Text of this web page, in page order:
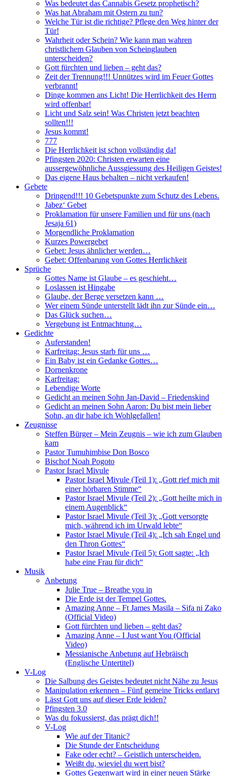
Was bedeutet das Cannabis Gesetz prophetisch?
Was hat Abraham mit Ostern zu tun?
Welche Tür ist die richtige? Pflege den Weg hinter der
Tür!
Wahrheit oder Schein? Wie kann man wahren
christlichem Glauben von Scheinglauben
unterscheiden?
Gott fürchten und lieben – geht das?
Zeit der Trennung!!! Unnützes wird im Feuer Gottes
verbrannt!
Dinge kommen ans Licht! Die Herrlichkeit des Herrn
wird offenbar!
Licht und Salz sein! Was Christen jetzt beachten
sollten!!!
Jesus kommt!
777
Die Herrlichkeit ist schon vollständig da!
Pfingsten 2020: Christen erwarten eine
aussergewöhnliche Aussgiessung des Heiligen Geistes!
Das eigene Haus behalten – nicht verkaufen!
Gebete
Dringend!!! 10 Gebetspunkte zum Schutz des Lebens.
Jabez‘ Gebet
Proklamation für unsere Familien und für uns (nach
Jesaja 61)
Morgendliche Proklamation
Kurzes Powergebet
Gebet: Jesus ähnlicher werden…
Gebet: Offenbarung von Gottes Herrlichkeit
Sprüche
Gottes Name ist Glaube – es geschieht…
Loslassen ist Hingabe
Glaube, der Berge versetzen kann …
Wer einem Sünde unterstellt lädt ihn zur Sünde ein…
Das Glück suchen…
Vergebung ist Entmachtung…
Gedichte
Auferstanden!
Karfreitag: Jesus starb für uns …
Ein Baby ist ein Gedanke Gottes…
Dornenkrone
Karfreitag:
Lebendige Worte
Gedicht an meinen Sohn Jan-David – Friedenskind
Gedicht an meinen Sohn Aaron: Du bist mein lieber
Sohn, an dir habe ich Wohlgefallen!
Zeugnisse
Steffen Bürger – Mein Zeugnis – wie ich zum Glauben
kam
Pastor Tumuhimbise Don Bosco
Bischof Noah Pogoto
Pastor Israel Mivule
Pastor Israel Mivule (Teil 1): „Gott rief mich mit
einer hörbaren Stimme“
Pastor Israel Mivule (Teil 2): „Gott heilte mich in
einem Augenblick“
Pastor Israel Mivule (Teil 3): „Gott versorgte
mich, während ich im Urwald lebte“
Pastor Israel Mivule (Teil 4): „Ich sah Engel und
den Thron Gottes“
Pastor Israel Mivule (Teil 5): Gott sagte: „Ich
habe eine Frau für dich“
Musik
Anbetung
Julie True – Breathe you in
Die Erde ist der Tempel Gottes.
Amazing Anne – Ft James Masila – Sifa ni Zako
(Official Video)
Gott fürchten und lieben – geht das?
Amazing Anne – I Just want You (Official
Video)
Messianische Anbetung auf Hebräisch
(Englische Untertitel)
V-Log
Die Salbung des Geistes bedeutet nicht Nähe zu Jesus
Manipulation erkennen – Fünf gemeine Tricks entlarvt
Lässt Gott uns auf dieser Erde leiden?
Pfingsten 3.0
Was du fokussierst, das prägt dich!!
V-Log
Wie auf der Titanic?
Die Stunde der Entscheidung
Fake oder echt? – Geistlich unterscheiden.
Weißt du, wieviel du wert bist?
Gottes Gegenwart wird in einer neuen Stärke